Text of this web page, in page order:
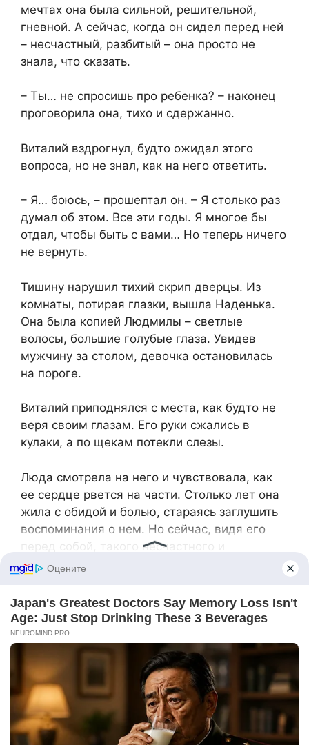
мечтах она была сильной, решительной,
гневной. А сейчас, когда он сидел перед ней
– несчастный, разбитый – она просто не
знала, что сказать.
– Ты… не спросишь про ребенка? – наконец
проговорила она, тихо и сдержанно.
Виталий вздрогнул, будто ожидал этого
вопроса, но не знал, как на него ответить.
– Я… боюсь, – прошептал он. – Я столько раз
думал об этом. Все эти годы. Я многое бы
отдал, чтобы быть с вами… Но теперь ничего
не вернуть.
Тишину нарушил тихий скрип дверцы. Из
комнаты, потирая глазки, вышла Наденька.
Она была копией Людмилы – светлые
волосы, большие голубые глаза. Увидев
мужчину за столом, девочка остановилась
на пороге.
Виталий приподнялся с места, как будто не
веря своим глазам. Его руки сжались в
кулаки, а по щекам потекли слезы.
Люда смотрела на него и чувствовала, как
ее сердце рвется на части. Столько лет она
жила с обидой и болью, стараясь заглушить
воспоминания о нем. Но сейчас, видя его
перед собой, такого несчастного и
раскаивающегося, она не могла больше
Люда накормила его, и он собрался уходить.
– Прости меня, Люда, – произнес он
напоследок. – Прости за все, что я сделал, и
за то, что не сделал.
Люда не могла уснуть в ту ночь после визита
Виталия. Его слова, его раскаяние, слезы —